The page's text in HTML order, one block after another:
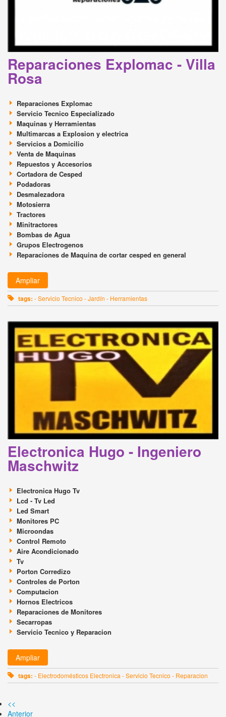
Reparaciones Explomac - Villa
Rosa
Reparaciones Explomac
Servicio Tecnico Especializado
Maquinas y Herramientas
Multimarcas a Explosion y electrica
Servicios a Domicilio
Venta de Maquinas
Repuestos y Accesorios
Cortadora de Cesped
Podadoras
Desmalezadora
Motosierra
Tractores
Minitractores
Bombas de Agua
Grupos Electrogenos
Reparaciones de Maquina de cortar cesped en general
Ampliar
tags: - Servicio Tecnico - Jardín - Herramientas
Electronica Hugo - Ingeniero
Maschwitz
Electronica Hugo Tv
Lcd - Tv Led
Led Smart
Monitores PC
Microondas
Control Remoto
Aire Acondicionado
Tv
Porton Corredizo
Controles de Porton
Computacion
Hornos Electricos
Reparaciones de Monitores
Secarropas
Servicio Tecnico y Reparacion
Ampliar
tags: - Electrodomésticos Electronica - Servicio Tecnico - Reparacion
<<
Anterior